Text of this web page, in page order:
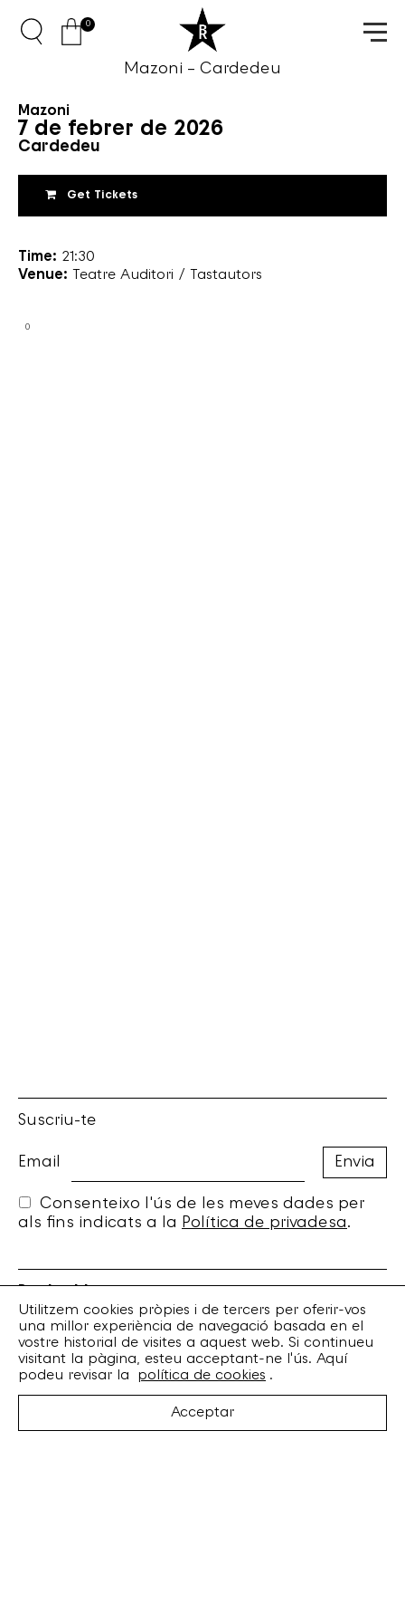
Mazoni – Cardedeu
0
Mazoni
7 de febrer de 2026
Cardedeu
Get Tickets
Time: 21:30
Venue: Teatre Auditori / Tastautors
0
Suscriu-te
Email
Consenteixo l'ús de les meves dades per
als fins indicats a la Política de privadesa.
Torrent de l’Olla, 203 Local 1
08012 Barcelona
+34 932 070 164
bankrobber@bankrobber.net
Utilitzem cookies pròpies i de tercers per oferir-vos
una millor experiència de navegació basada en el
vostre historial de visites a aquest web. Si continueu
visitant la pàgina, esteu acceptant-ne l'ús. Aquí
podeu revisar la
política de cookies .
Acceptar